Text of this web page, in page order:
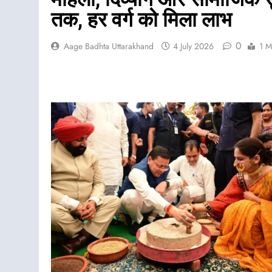
तक, हर वर्ग को मिला लाभ
Aage Badhta Uttarakhand 4 July 2026 0 1